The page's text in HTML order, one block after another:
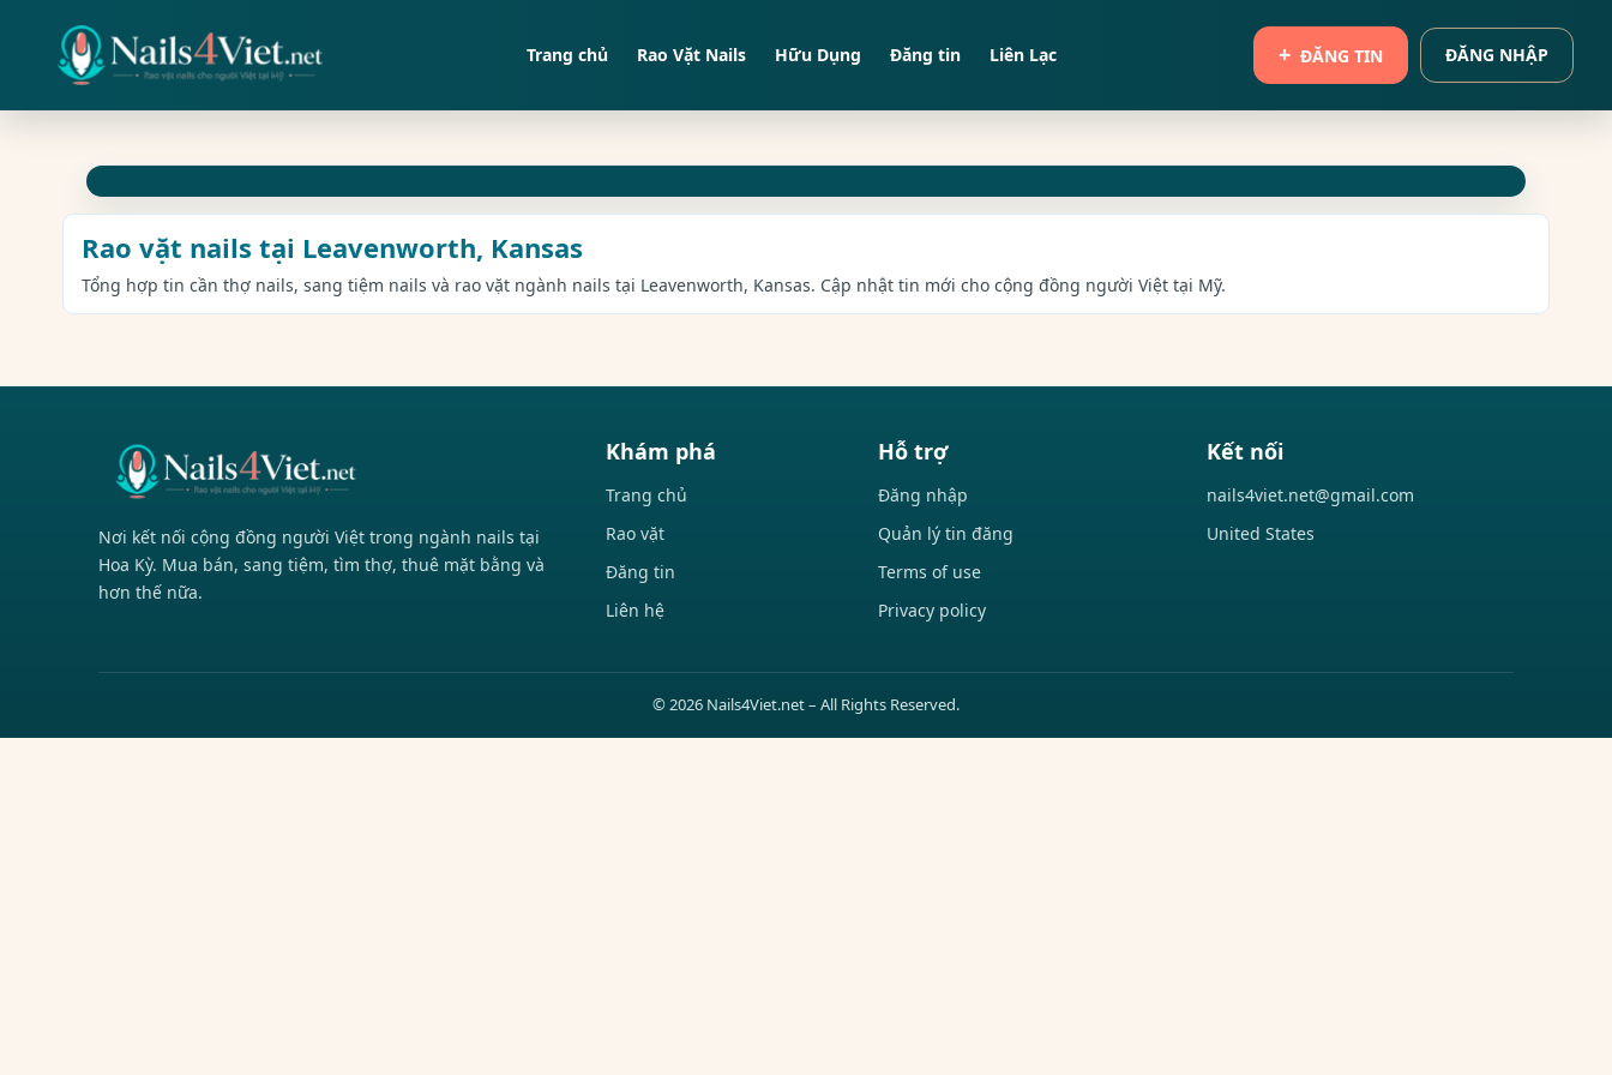
Trang chủ Rao Vặt Nails Hữu Dụng Đăng tin Liên Lạc ĐĂNG TIN ĐĂNG NHẬP
Rao vặt nails tại Leavenworth, Kansas
Tổng hợp tin cần thợ nails, sang tiệm nails và rao vặt ngành nails tại Leavenworth, Kansas. Cập nhật tin mới cho cộng đồng người Việt tại Mỹ.
Nơi kết nối cộng đồng người Việt trong ngành nails tại
Hoa Kỳ. Mua bán, sang tiệm, tìm thợ, thuê mặt bằng và
hơn thế nữa.
Khám phá
Trang chủ
Rao vặt
Đăng tin
Liên hệ
Hỗ trợ
Đăng nhập
Quản lý tin đăng
Terms of use
Privacy policy
Kết nối
nails4viet.net@gmail.com
United States
© 2026 Nails4Viet.net – All Rights Reserved.